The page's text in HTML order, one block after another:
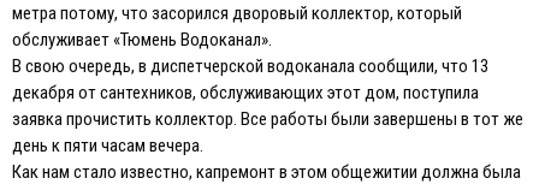
метра потому, что засорился дворовый коллектор, который
обслуживает «Тюмень Водоканал».
В свою очередь, в диспетчерской водоканала сообщили, что 13
декабря от сантехников, обслуживающих этот дом, поступила
заявка прочистить коллектор. Все работы были завершены в тот же
день к пяти часам вечера.
Как нам стало известно, капремонт в этом общежитии должна была